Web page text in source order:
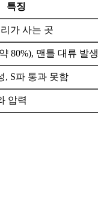
특징
가 사는 곳
80%), 맨틀 대류 발생
, S파 통과 못함
압력